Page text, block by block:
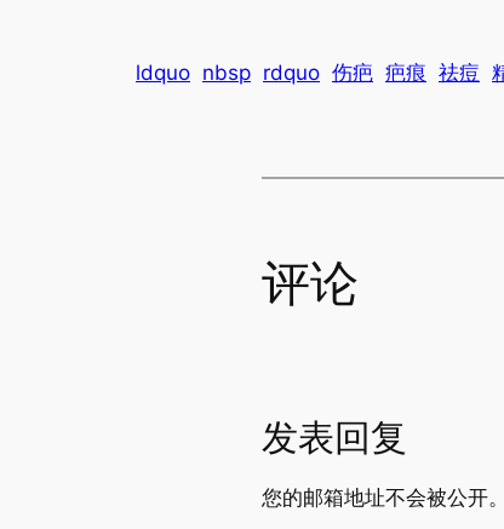
ldquo nbsp rdquo 伤疤 疤痕 祛痘
评论
发表回复
您的邮箱地址不会被公开。